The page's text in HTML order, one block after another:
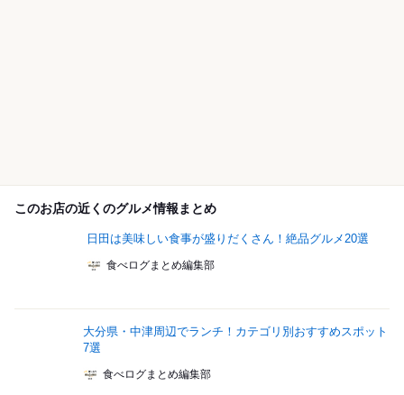
このお店の近くのグルメ情報まとめ
日田は美味しい食事が盛りだくさん！絶品グルメ20選
食べログまとめ編集部
大分県・中津周辺でランチ！カテゴリ別おすすめスポット
7選
食べログまとめ編集部